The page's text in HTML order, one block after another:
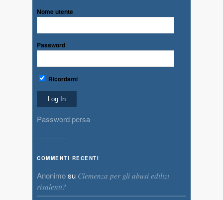
Nome utente
Password
Ricordami
Password persa
COMMENTI RECENTI
Anonimosu Clemenza per gli abusi edilizi
risalenti?